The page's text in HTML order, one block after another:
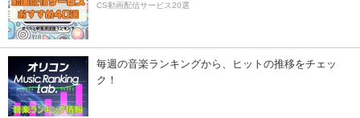
CS動画配信サービス20選
毎週の音楽ランキングから、ヒットの推移をチェッ
ク！